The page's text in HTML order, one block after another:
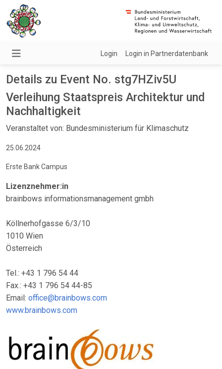
Login Login in Partnerdatenbank
Details zu Event No. stg7HZiv5U
Verleihung Staatspreis Architektur und
Nachhaltigkeit
Veranstaltet von: Bundesministerium für Klimaschutz
25.06.2024
Erste Bank Campus
Lizenznehmer:in
brainbows informationsmanagement gmbh
Köllnerhofgasse 6/3/10
1010 Wien
Österreich
Tel.: +43 1 796 54 44
Fax.: +43 1 796 54 44-85
Email: office@brainbows.com
www.brainbows.com